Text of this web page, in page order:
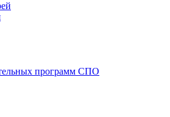
программ СПО